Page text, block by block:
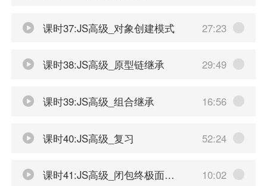
课时37:JS高级_对象创建模式 27:23
课时38:JS高级_原型链继承 29:49
课时39:JS高级_组合继承 16:56
课时40:JS高级_复习 52:24
课时41:JS高级_闭包终极面试题 10:02